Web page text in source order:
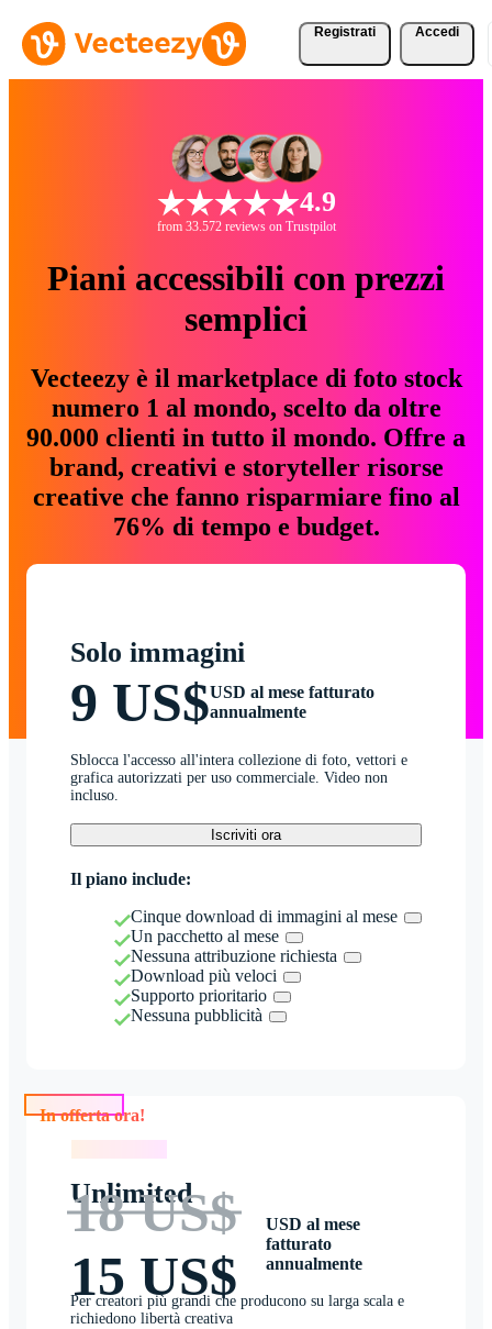
Registrati Accedi
4.9
from 33.572 reviews on Trustpilot
Piani accessibili con prezzi
semplici
Vecteezy è il marketplace di foto stock
numero 1 al mondo, scelto da oltre
90.000 clienti in tutto il mondo. Offre a
brand, creativi e storyteller risorse
creative che fanno risparmiare fino al
76% di tempo e budget.
Solo immagini
9 US$USD al mese fatturato
annualmente
Sblocca l'accesso all'intera collezione di foto, vettori e
grafica autorizzati per uso commerciale. Video non
incluso.
Iscriviti ora
Il piano include:
Cinque download di immagini al mese
Un pacchetto al mese
Nessuna attribuzione richiesta
Download più veloci
Supporto prioritario
Nessuna pubblicità
Unlimited
18 US$
15 US$
USD al mese
fatturato
annualmente
Per creatori più grandi che producono su larga scala e
richiedono libertà creativa